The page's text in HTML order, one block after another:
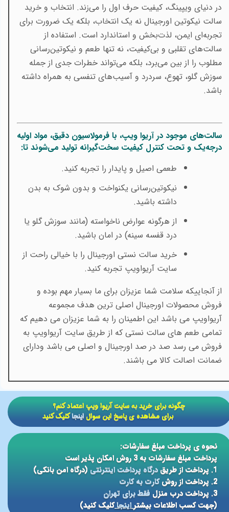
در دنیای ویپینگ، کیفیت حرف اول را می‌زند. انتخاب و خرید
سالت نیکوتین اورجینال نه یک انتخاب، بلکه یک ضرورت برای
تجربه‌ای ایمن، لذت‌بخش و استاندارد است. استفاده از
سالت‌های تقلبی و بی‌کیفیت، نه تنها طعم و نیکوتین‌رسانی
مطلوب را از بین می‌برد، بلکه می‌تواند خطرات جدی از جمله
سوزش گلو، تهوع، سردرد و آسیب‌های تنفسی به همراه داشته
باشد.
سالت‌های موجود در آریوا ویپ، با فرمولاسیون دقیق، مواد اولیه
درجه‌یک و تحت کنترل کیفیت سخت‌گیرانه تولید می‌شوند تا:
طعمی اصیل و پایدار را تجربه کنید.
نیکوتین‌رسانی یکنواخت و بدون شوک به بدن
داشته باشید.
از هرگونه عوارض ناخواسته (مانند سوزش گلو یا
درد قفسه سینه) در امان باشید.
خرید سالت نستی اورجینال را با خیالی راحت از
سایت آریواویپ تجربه کنید.
از آنجاییکه سلامت شما عزیزان برای ما بسیار مهم بوده و
فروش محصولات اورجینال اصلی ترین هدف مجموعه
آریواویپ می باشد این اطمینان را به شما عزیزان می دهیم که
تمامی طعم های سالت نستی که از طریق سایت آریواویپ به
فروش می رسد صد در صد اورجینال و اصلی می باشد ودارای
ضمانت اصالت کالا می باشند.
نحوه ی پرداخت مبلغ سفارشات:
پرداخت مبلغ سفارشات به 3 روش امکان پذیر است
1. پرداخت از طریق
درگاه پرداخت اینترنتی(درگاه امن بانکی)
2. پرداخت از روش
کارت به کارت
3. پرداخت درب منزل
فقط برای تهران
(جهت کسب اطلاعات بیشتر اینجاکلیک کنید)
​​چگونه برای خرید به سایت آریوا ویپ اعتماد کنم؟
برای مشاهده ی پاسخ این سوالاینجاکلیک کنید